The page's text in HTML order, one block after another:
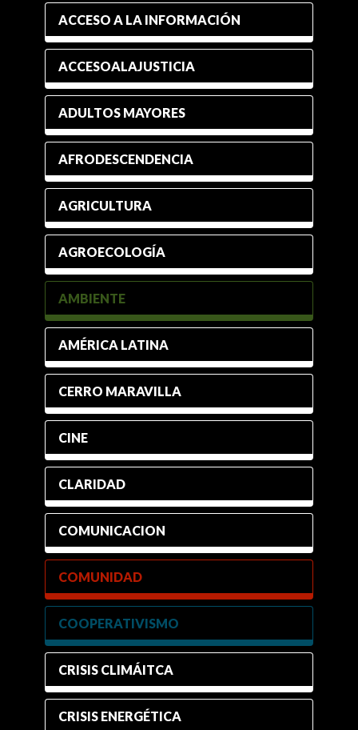
ACCESO A LA INFORMACIÓN
ACCESOALAJUSTICIA
ADULTOS MAYORES
AFRODESCENDENCIA
AGRICULTURA
AGROECOLOGÍA
AMBIENTE
AMÉRICA LATINA
CERRO MARAVILLA
CINE
CLARIDAD
COMUNICACION
COMUNIDAD
COOPERATIVISMO
CRISIS CLIMÁITCA
CRISIS ENERGÉTICA